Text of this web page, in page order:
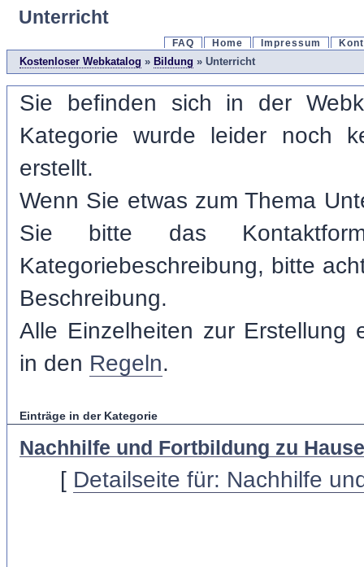
Unterricht
FAQ Home Impressum
Kostenloser Webkatalog » Bildung » Unterricht
Sie befinden sich in der
Kategorie wurde leider noch
erstellt.
Wenn Sie etwas zum Thema
Sie bitte das
Kategoriebeschreibung, bitte
Beschreibung.
Alle Einzelheiten zur Erstellung
in den Regeln.
Einträge in der Kategorie
Nachhilfe und Fortbildung zu Hause
[ Detailseite für: Nachhilfe